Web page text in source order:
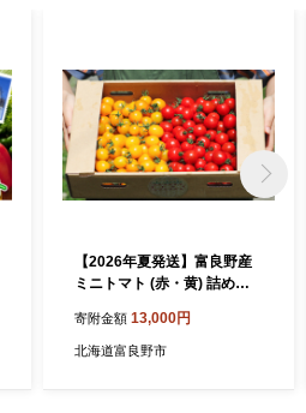
【2026年夏発送】富良野産
ミニトマト (赤・黄) 詰め合
ト ミニトマト 野菜 新鮮 農家
直送 北海道 富良野市
寄附金額 13,000円
北海道富良野市